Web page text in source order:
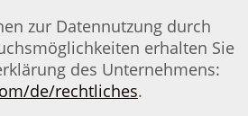
zur Datennutzung durch
erhalten Sie
des Unternehmens:
de/rechtliches.